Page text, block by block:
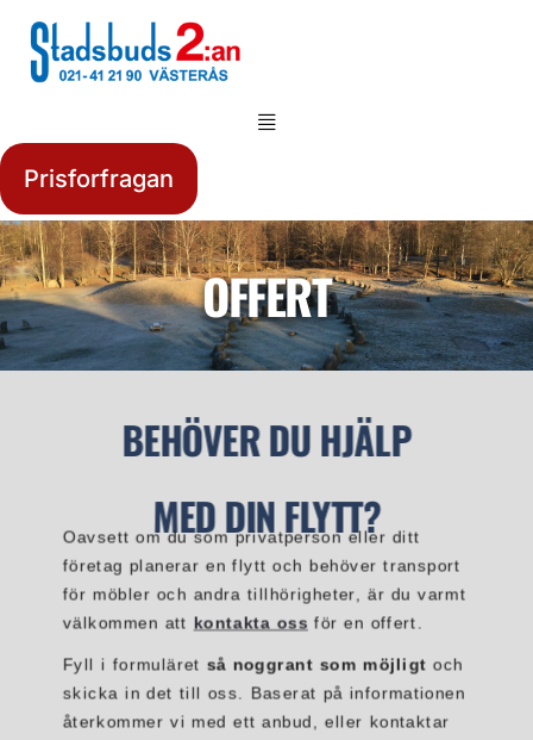
Prisforfragan
OFFERT
BEHÖVER DU HJÄLP
MED DIN FLYTT?
Oavsett om du som privatperson eller ditt
företag planerar en flytt och behöver transport
för möbler och andra tillhörigheter, är du varmt
välkommen att kontakta oss för en offert.
Fyll i formuläret så noggrant som möjligt och
skicka in det till oss. Baserat på informationen
återkommer vi med ett anbud, eller kontaktar